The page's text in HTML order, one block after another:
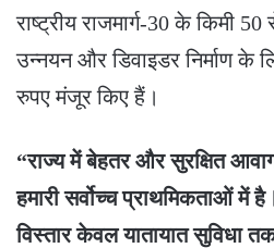
राष्ट्रीय राजमार्ग-30 के किमी
उन्नयन और डिवाइडर निर्माण के
रुपए मंजूर किए हैं।
“राज्य में बेहतर और सुरक्षित
हमारी सर्वोच्च प्राथमिकताओं में
विस्तार केवल यातायात सुविधा